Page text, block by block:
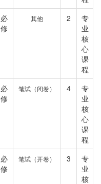
必
修
其他 2
专
业
核
心
课
程
必
修
笔试（闭卷） 4
专
业
核
心
课
程
必
修
笔试（开卷） 3
专
业
核